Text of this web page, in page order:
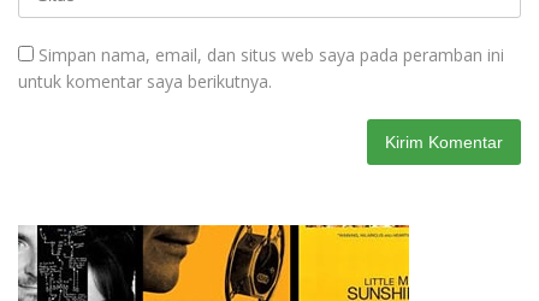
Simpan nama, email, dan situs web saya pada peramban ini
untuk komentar saya berikutnya.